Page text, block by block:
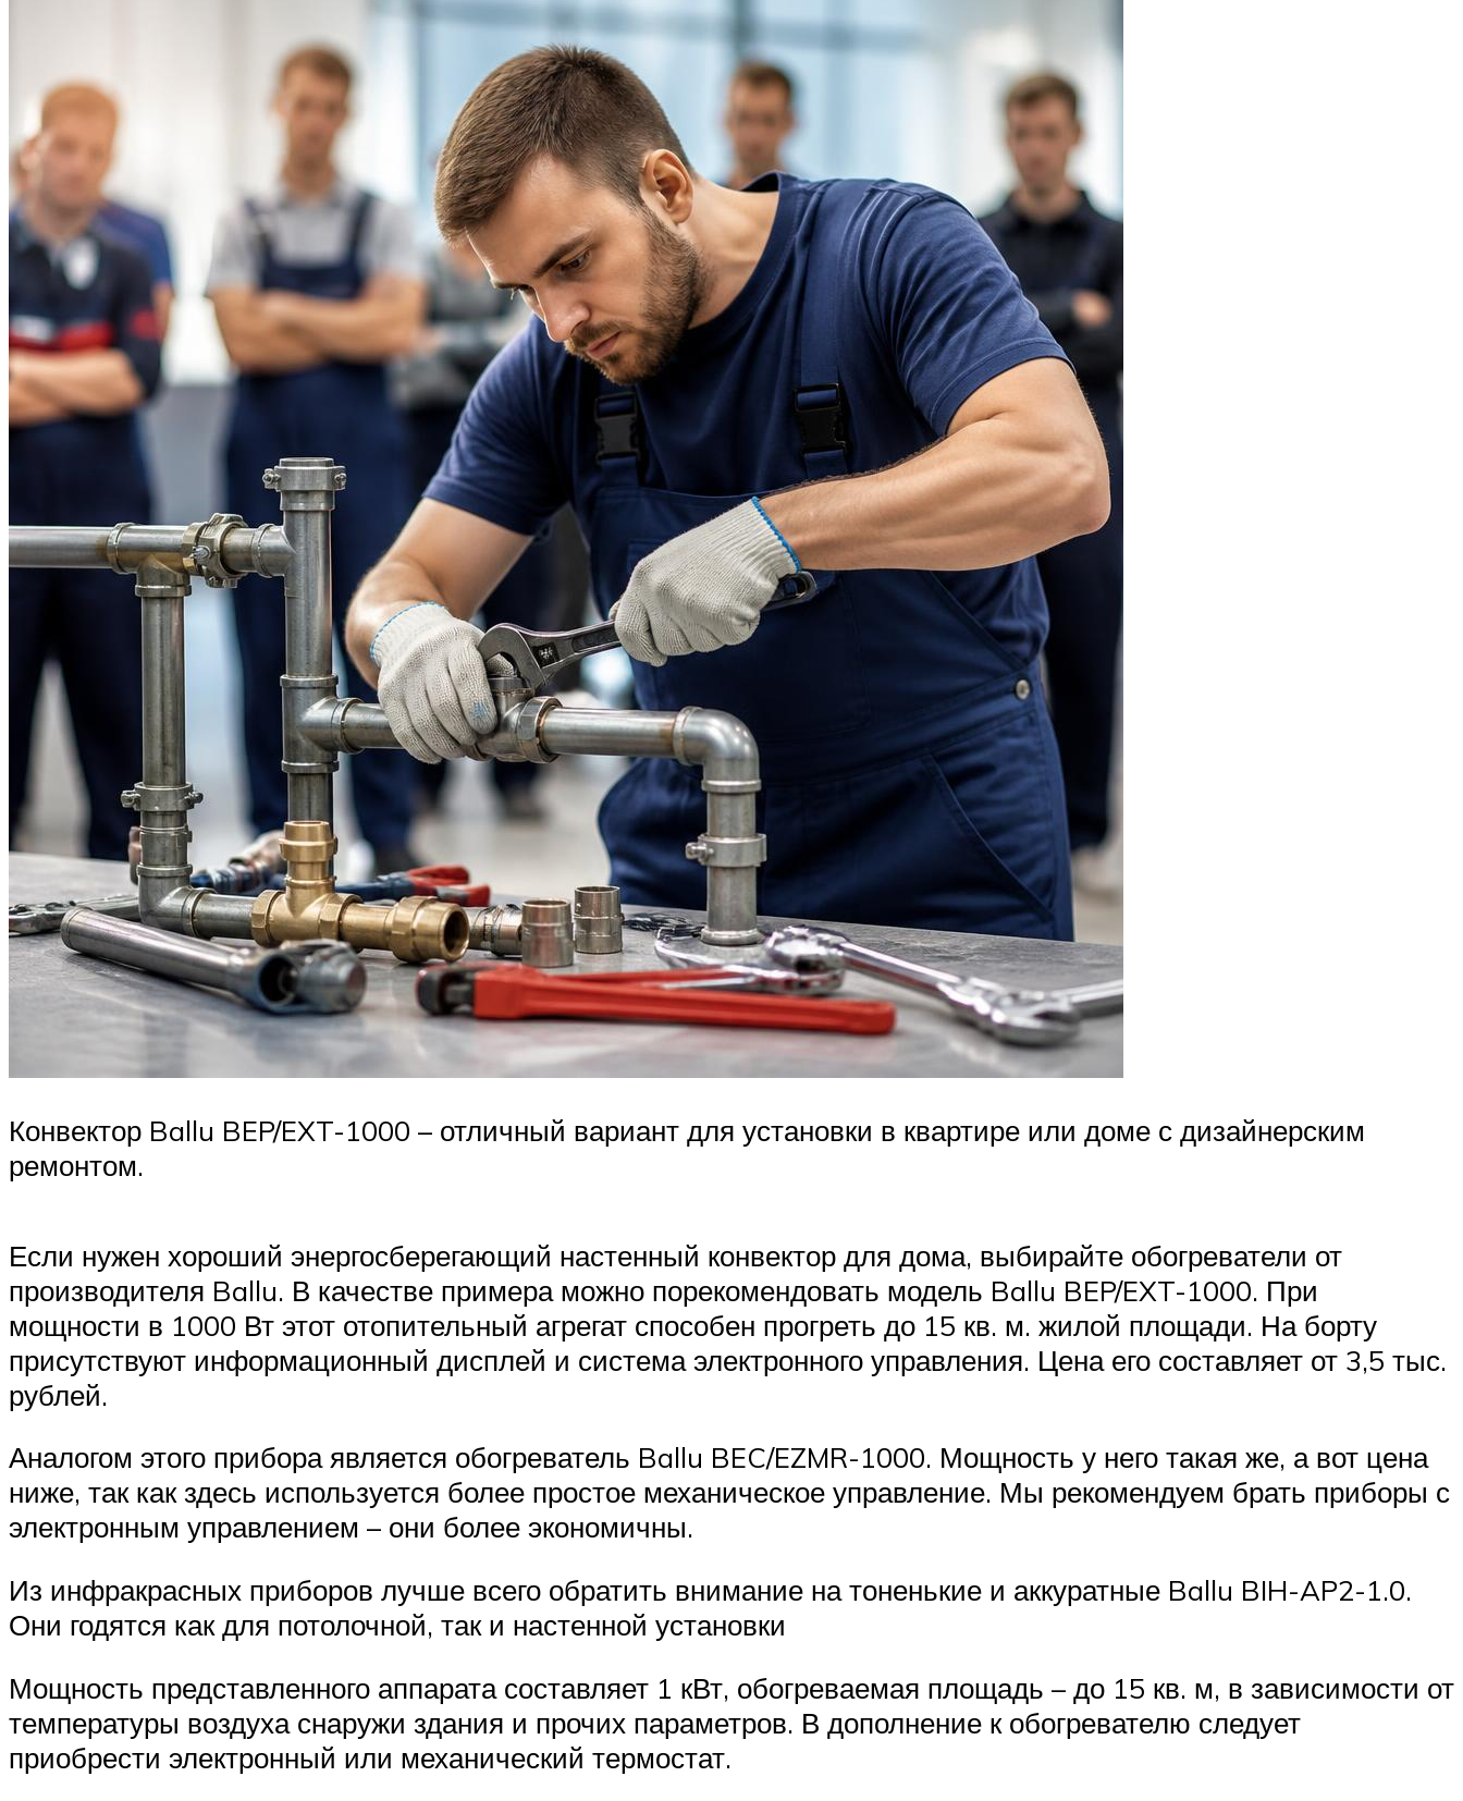
Конвектор Ballu BEP/EXT-1000 – отличный вариант для установки в квартире или доме с дизайнерским
ремонтом.
Если нужен хороший энергосберегающий настенный конвектор для дома, выбирайте обогреватели от
производителя Ballu. В качестве примера можно порекомендовать модель Ballu BEP/EXT-1000. При
мощности в 1000 Вт этот отопительный агрегат способен прогреть до 15 кв. м. жилой площади. На борту
присутствуют информационный дисплей и система электронного управления. Цена его составляет от 3,5 тыс.
рублей.
Аналогом этого прибора является обогреватель Ballu BEC/EZMR-1000. Мощность у него такая же, а вот цена
ниже, так как здесь используется более простое механическое управление. Мы рекомендуем брать приборы с
электронным управлением – они более экономичны.
Из инфракрасных приборов лучше всего обратить внимание на тоненькие и аккуратные Ballu BIH-AP2-1.0.
Они годятся как для потолочной, так и настенной установки
Мощность представленного аппарата составляет 1 кВт, обогреваемая площадь – до 15 кв. м, в зависимости от
температуры воздуха снаружи здания и прочих параметров. В дополнение к обогревателю следует
приобрести электронный или механический термостат.